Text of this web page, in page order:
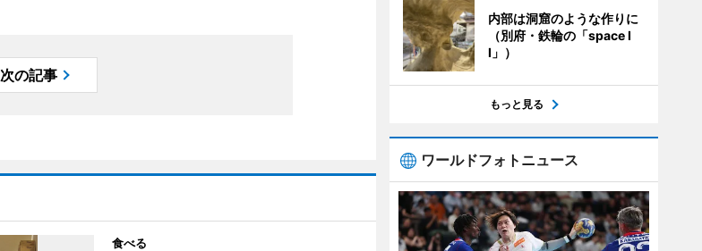
次の記事
食べる
内部は洞窟のような作りに
（別府・鉄輪の「space I
I」）
もっと見る
ワールドフォトニュース